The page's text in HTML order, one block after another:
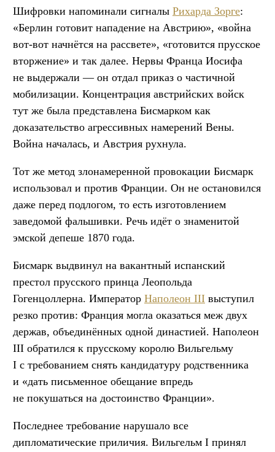
Шифровки напоминали сигналы Рихарда Зорге:
«Берлин готовит нападение на Австрию», «война
вот-вот начнётся на рассвете», «готовится прусское
вторжение» и так далее. Нервы Франца Иосифа
не выдержали — он отдал приказ о частичной
мобилизации. Концентрация австрийских войск
тут же была представлена Бисмарком как
доказательство агрессивных намерений Вены.
Война началась, и Австрия рухнула.
Тот же метод злонамеренной провокации Бисмарк
использовал и против Франции. Он не остановился
даже перед подлогом, то есть изготовлением
заведомой фальшивки. Речь идёт о знаменитой
эмской депеше 1870 года.
Бисмарк выдвинул на вакантный испанский
престол прусского принца Леопольда
Гогенцоллерна. Император Наполеон III выступил
резко против: Франция могла оказаться меж двух
держав, объединённых одной династией. Наполеон
III обратился к прусскому королю Вильгельму
I с требованием снять кандидатуру родственника
и «дать письменное обещание впредь
не покушаться на достоинство Франции».
Последнее требование нарушало все
дипломатические приличия. Вильгельм I принял